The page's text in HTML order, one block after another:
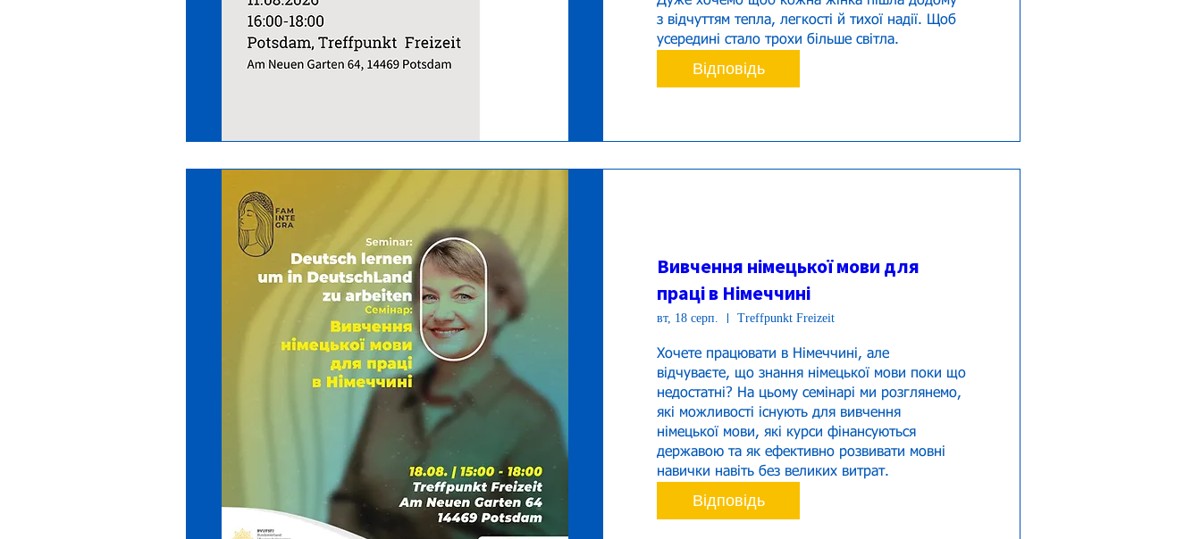
з відчуттям тепла, легкості й тихої надії. Щоб
усередині стало трохи більше світла.
Відповідь
Вивчення німецької мови для
праці в Німеччині
вт, 18 серп. Treffpunkt Freizeit
Хочете працювати в Німеччині, але
відчуваєте, що знання німецької мови поки що
недостатні? На цьому семінарі ми розглянемо,
які можливості існують для вивчення
німецької мови, які курси фінансуються
державою та як ефективно розвивати мовні
навички навіть без великих витрат.
Відповідь